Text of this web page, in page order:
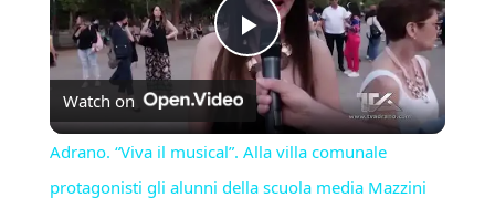
Play
Video
Watch on
Adrano. “Viva il musical”. Alla villa comunale
protagonisti gli alunni della scuola media Mazzini